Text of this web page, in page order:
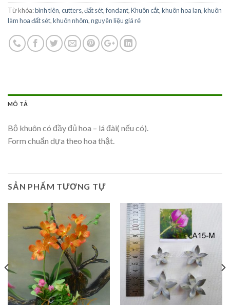
Từ khóa:bình tiên,cutters,đất sét,fondant,Khuôn cắt,khuôn hoa lan,khuôn
làm hoa đất sét,khuôn nhôm,nguyên liệu giá rẻ
MÔ TẢ
Bộ khuôn có đầy đủ hoa – lá đài( nếu có).
Form chuẩn dựa theo hoa thật.
SẢN PHẨM TƯƠNG TỰ